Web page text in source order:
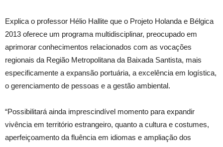
Explica o professor Hélio Hallite que o Projeto Holanda e Bélgica
2013 oferece um programa multidisciplinar, preocupado em
aprimorar conhecimentos relacionados com as vocações
regionais da Região Metropolitana da Baixada Santista, mais
especificamente a expansão portuária, a excelência em logística,
o gerenciamento de pessoas e a gestão ambiental.
“Possibilitará ainda imprescindível momento para expandir
vivência em território estrangeiro, quanto a cultura e costumes,
aperfeiçoamento da fluência em idiomas e ampliação dos